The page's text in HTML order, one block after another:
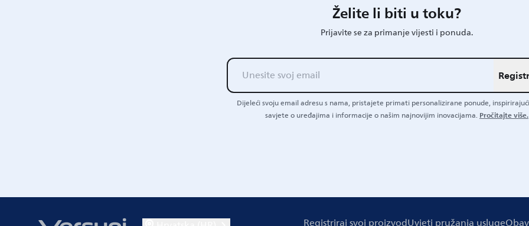
Želite li biti u toku?
Prijavite se za primanje vijesti i ponuda.
Dijeleći svoju email adresu s nama, pristajete primati personalizirane ponude,
savjete o uređajima i informacije o našim najnovijim inovacijama.Pročitajte više.